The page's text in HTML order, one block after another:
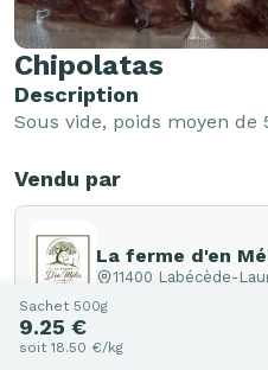
Chipolatas
Description
Sous vide, poids moyen de
Vendu par
La ferme d'en
11400 Labécède-
Sachet 500g
9.25 €
soit 18.50 €/kg